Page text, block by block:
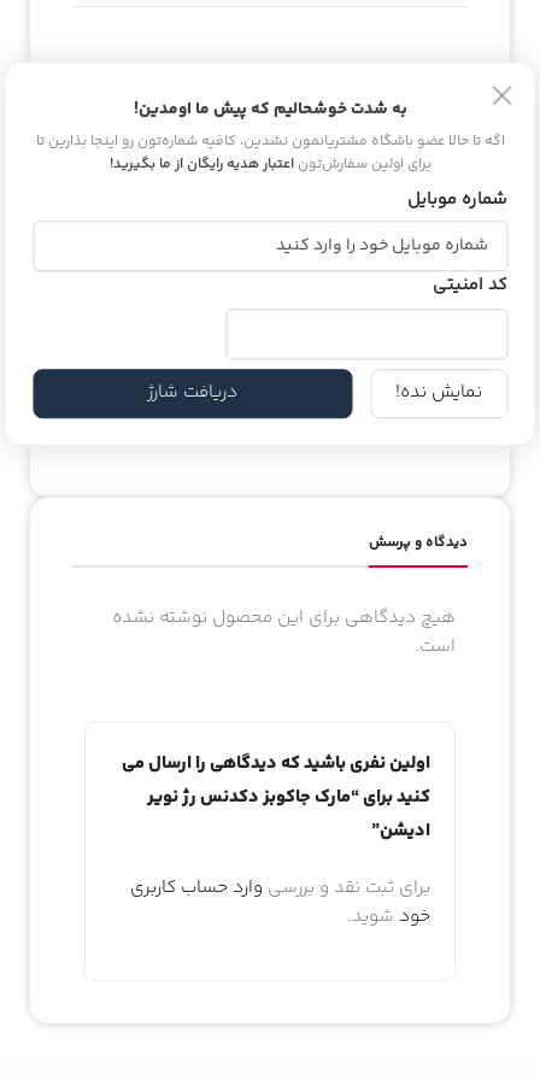
اطلاعات محصول
حجم ۱۰۰ میلی لیتر
کشور مبدا برند
غلظت ادوپرفیوم
دیدگاه و پرسش
هیچ دیدگاهی برای این محصول نوشته نشده
است.
اولین نفری باشید که دیدگاهی را ارسال می
کنید برای “مارک جاکوبز دکدنس رژ نویر
ادیشن”
برای ثبت نقد و بررسی وارد حساب کاربری
خود شوید.
به شدت خوشحالیم که پیش ما اومدین!
اگه تا حالا عضو باشگاه مشتریانمون نشدین، کافیه شماره‌تون رو اینجا بذارین تا
برای اولین سفارش‌توناعتبار هدیه رایگان از ما بگیرید!
شماره موبایل
کد امنیتی
نمایش نده! دریافت شارژ